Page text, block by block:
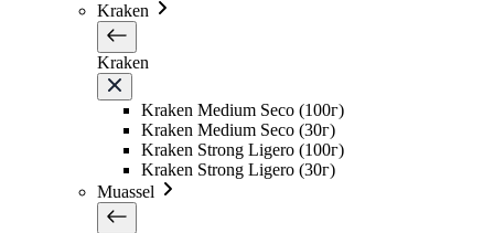
Kraken
Kraken
Kraken Medium Seco (100г)
Kraken Medium Seco (30г)
Kraken Strong Ligero (100г)
Kraken Strong Ligero (30г)
Muassel